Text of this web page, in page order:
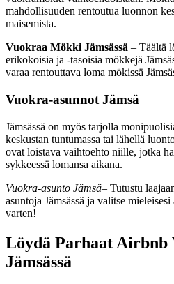
mahdollisuuden rentoutua luonnon
maisemista.
Vuokraa Mökki Jämsässä – Täältä
erikokoisia ja -tasoisia mökkejä
varaa rentouttava loma mökissä
Vuokra-asunnot Jämsä
Jämsässä on myös tarjolla
keskustan tuntumassa tai lähellä
ovat loistava vaihtoehto niille, jotka
sykkeessä lomansa aikana.
Vuokra-asunto Jämsä– Tutustu
asuntoja Jämsässä ja valitse
varten!
Löydä Parhaat Airbnb
Jämsässä